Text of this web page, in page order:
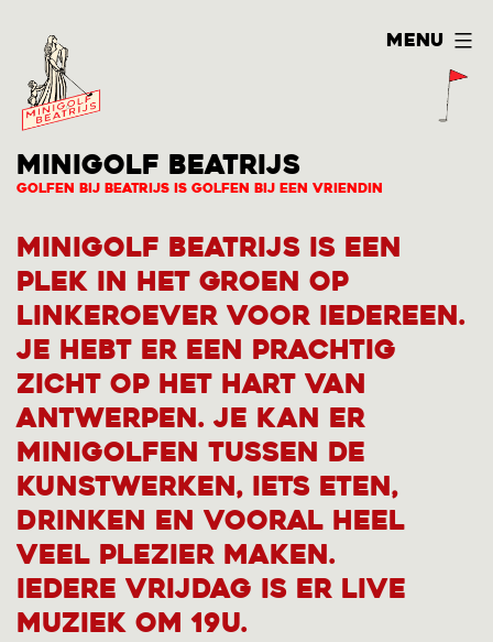
naar
de
inhoud
MINIGOLF BEATRIJS
Golfen bij Beatrijs is Golfen bij een vriendin
Menu
Minigolf Beatrijs is een
plek in het groen op
Linkeroever voor iedereen.
Je hebt er een prachtig
zicht op het hart van
Antwerpen. Je kan er
minigolfen tussen de
kunstwerken, iets eten,
drinken en vooral heel
veel plezier maken.
Iedere vrijdag is er live
muziek om 19u.